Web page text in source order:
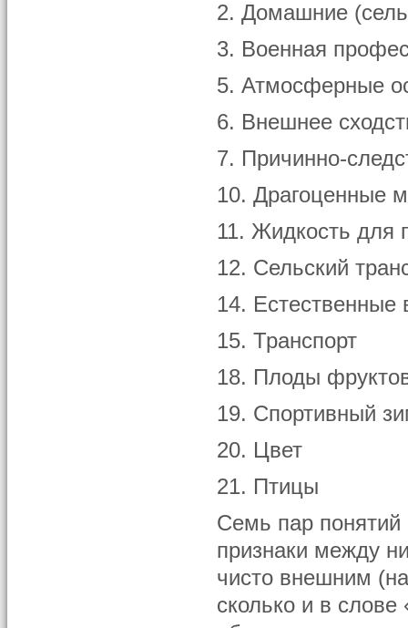
2. Домашние
3. Военная
5. Атмосферные
6. Внешнее
7. Причинно-
10. Драгоценные
11. Жидкость для
12. Сельский
14. Естественные
15. Транспорт
18. Плоды
19. Спортивный
20. Цвет
21. Птицы
Семь пар понятий
признаки между
чисто внешним
сколько и в